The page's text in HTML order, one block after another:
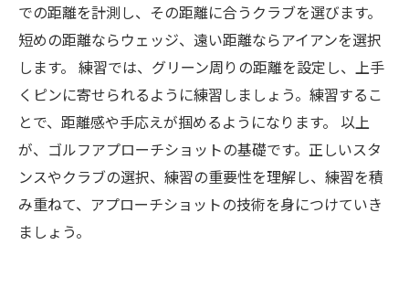
での距離を計測し、その距離に合うクラブを選びます。
短めの距離ならウェッジ、遠い距離ならアイアンを選択
します。 練習では、グリーン周りの距離を設定し、上手
くピンに寄せられるように練習しましょう。練習するこ
とで、距離感や手応えが掴めるようになります。 以上
が、ゴルフアプローチショットの基礎です。正しいスタ
ンスやクラブの選択、練習の重要性を理解し、練習を積
み重ねて、アプローチショットの技術を身につけていき
ましょう。